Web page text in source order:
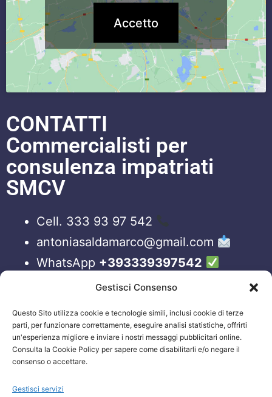
Gestisci Consenso
Questo Sito utilizza cookie e tecnologie simili, inclusi cookie di terze
parti, per funzionare correttamente, eseguire analisi statistiche, offrirti
un'esperienza migliore e inviare i nostri messaggi pubblicitari online.
Consulta la Cookie Policy per sapere come disabilitarli e/o negare il
consenso o accettare.
Gestisci servizi
Accetto
CONTATTI
Commercialisti per
consulenza impatriati
SMCV
Cell. 333 93 97 542
antoniasaldamarco@gmail.com
WhatsApp +393339397542
ORARI APERTURA UFFICI
Lun-Ven 09:00 – 19:00
Siamo sempre attivi e online sui nostri social.
Non esiti a contattarci, anche fuori gli orari